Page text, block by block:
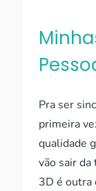
Pra ser
primeira
qualidade
vão sair
3D é outra